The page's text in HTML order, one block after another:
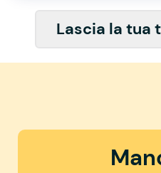
Lascia la tua